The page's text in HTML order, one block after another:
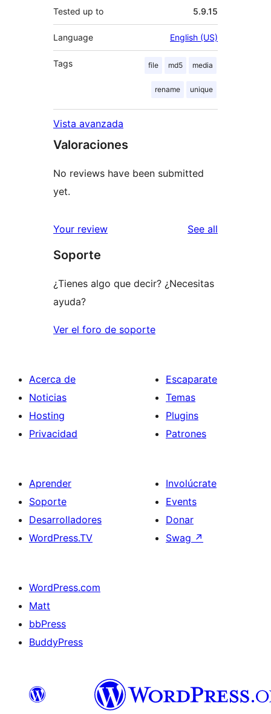
Tested up to 5.9.15
Language English (US)
Tags file md5 media
rename unique
Vista avanzada
Valoraciones
No reviews have been submitted
yet.
Your review See all
Soporte
¿Tienes algo que decir? ¿Necesitas
ayuda?
Ver el foro de soporte
Acerca de
Noticias
Hosting
Privacidad
Escaparate
Temas
Plugins
Patrones
Aprender
Soporte
Desarrolladores
WordPress.TV
Involúcrate
Events
Donar
Swag ↗
WordPress.com
Matt
bbPress
BuddyPress